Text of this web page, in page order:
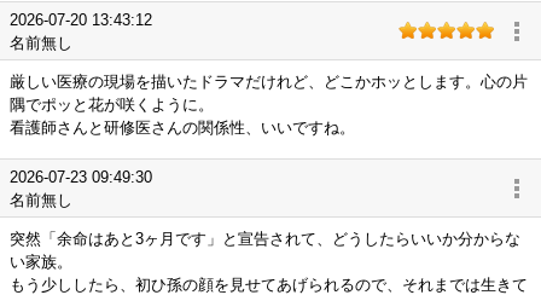
2026-07-20 13:43:12
名前無し
厳しい医療の現場を描いたドラマだけれど、どこかホッとします。心の片
隅でポッと花が咲くように。
看護師さんと研修医さんの関係性、いいですね。
2026-07-23 09:49:30
名前無し
突然「余命はあと3ヶ月です」と宣告されて、どうしたらいいか分からな
い家族。
もう少ししたら、初ひ孫の顔を見せてあげられるので、それまでは生きて